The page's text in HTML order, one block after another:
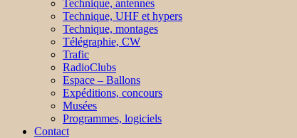
Technique, antennes
Technique, UHF et hypers
Technique, montages
Télégraphie, CW
Trafic
RadioClubs
Espace – Ballons
Expéditions, concours
Musées
Programmes, logiciels
Contact